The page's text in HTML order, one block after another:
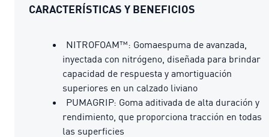
CARACTERÍSTICAS Y BENEFICIOS
NITROFOAM™: Gomaespuma de avanzada,
inyectada con nitrógeno, diseñada para brindar
capacidad de respuesta y amortiguación
superiores en un calzado liviano
PUMAGRIP: Goma aditivada de alta duración y
rendimiento, que proporciona tracción en todas
las superficies